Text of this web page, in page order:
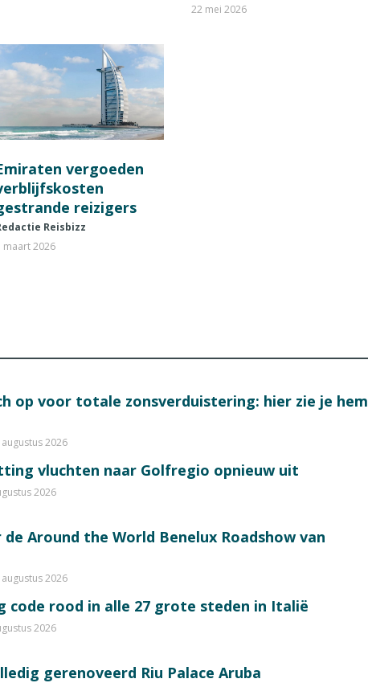
22 mei 2026
vergoeden
reizigers
Reisbizz
maart 2026
op voor totale zonsverduistering: hier zie je hem
2026
vluchten naar Golfregio opnieuw uit
2026
Around the World Benelux Roadshow van
2026
code rood in alle 27 grote steden in Italië
2026
gerenoveerd Riu Palace Aruba